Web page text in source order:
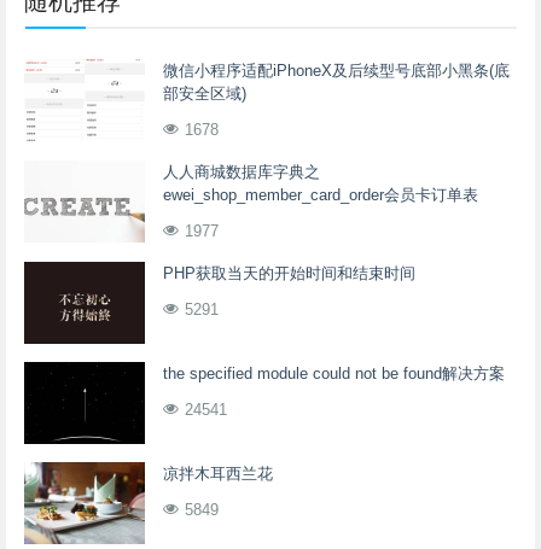
微信小程序适配iPhoneX及后续型号底部小黑条(底
部安全区域)
1678
人人商城数据库字典之
ewei_shop_member_card_order会员卡订单表
1977
PHP获取当天的开始时间和结束时间
5291
the specified module could not be found解决方案
24541
凉拌木耳西兰花
5849